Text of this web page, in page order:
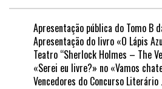
Apresentação pública do Tomo B
Apresentação do livro «O Lápis
Teatro “Sherlock Holmes – The
«Serei eu livre?» no «Vamos
Vencedores do Concurso Literário